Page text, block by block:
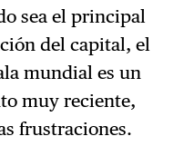
sea el principal
del capital, el
mundial es un
muy reciente,
frustraciones.